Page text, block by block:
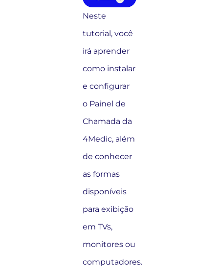
Neste
tutorial, você
irá aprender
como instalar
e configurar
o Painel de
Chamada da
4Medic, além
de conhecer
as formas
disponíveis
para exibição
em TVs,
monitores ou
computadores.